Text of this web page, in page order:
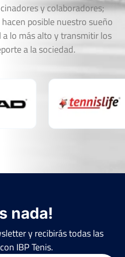
y colaboradores;
posible nuestro sueño
lo más alto y transmitir los
a la sociedad.
nada!
y recibirás todas las
IBP Tenis.